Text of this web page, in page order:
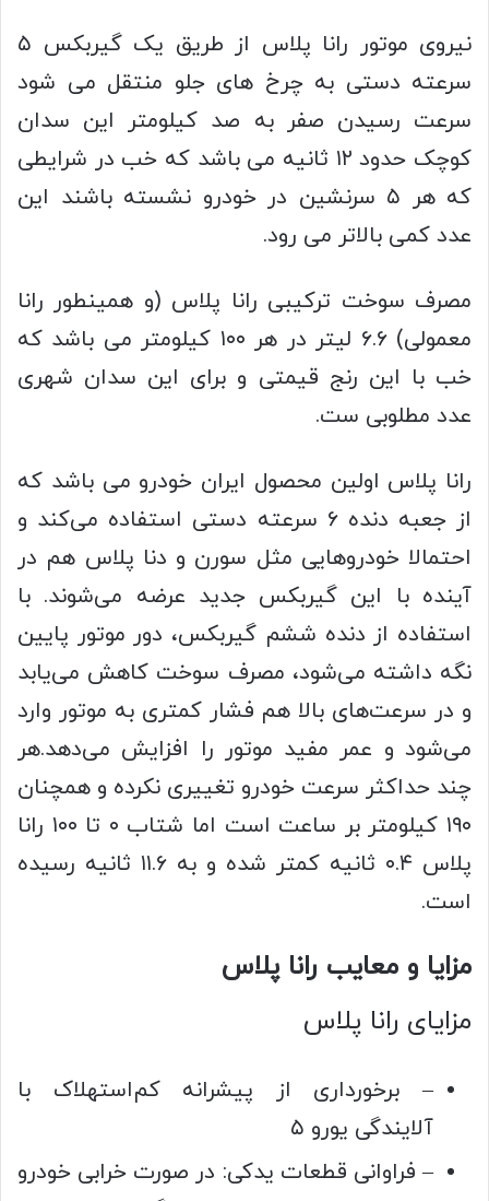
نیروی موتور رانا پلاس از طریق یک گیربکس ۵
سرعته دستی به چرخ های جلو منتقل می شود
سرعت رسیدن صفر به صد کیلومتر این سدان
کوچک حدود ۱۲ ثانیه می باشد که خب در شرایطی
که هر ۵ سرنشین در خودرو نشسته باشند این
عدد کمی بالاتر می رود.
مصرف سوخت ترکیبی رانا پلاس (و همینطور رانا
معمولی) ۶.۶ لیتر در هر ۱۰۰ کیلومتر می باشد که
خب با این رنج قیمتی و برای این سدان شهری
عدد مطلوبی ست.
رانا پلاس اولین محصول ایران خودرو می باشد که
از جعبه دنده ۶ سرعته دستی استفاده می‌کند و
احتمالا خودروهایی مثل سورن و دنا پلاس هم در
آینده با این گیربکس جدید عرضه می‌شوند. با
استفاده از دنده ششم گیربکس، دور موتور پایین
نگه داشته می‌شود، مصرف سوخت کاهش می‌یابد
و در سرعت‌های بالا هم فشار کمتری به موتور وارد
می‌شود و عمر مفید موتور را افزایش می‌دهد.هر
چند حداکثر سرعت خودرو تغییری نکرده و همچنان
۱۹۰ کیلومتر بر ساعت است اما شتاب ۰ تا ۱۰۰ رانا
پلاس ۰.۴ ثانیه کمتر شده و به ۱۱.۶ ثانیه رسیده
است.
مزایا و معایب رانا پلاس
مزایای رانا پلاس
– برخورداری از پیشرانه کم‌استهلاک با
آلایندگی یورو ۵
– فراوانی قطعات یدکی: در صورت خرابی خودرو